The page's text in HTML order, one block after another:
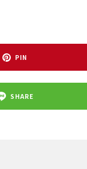
PIN
SHARE